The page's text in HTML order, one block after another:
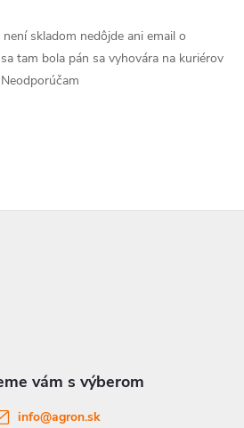
skladom nedôjde ani email o
tam bola pán sa vyhovára na kuriérov
info@agron.sk